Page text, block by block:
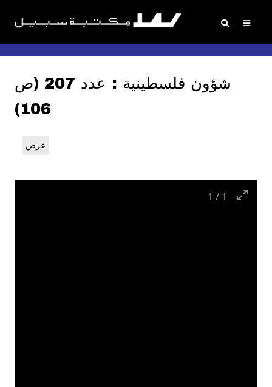
شؤون فلسطينية : عدد 207 (ص
106)
غرض
1 / 1